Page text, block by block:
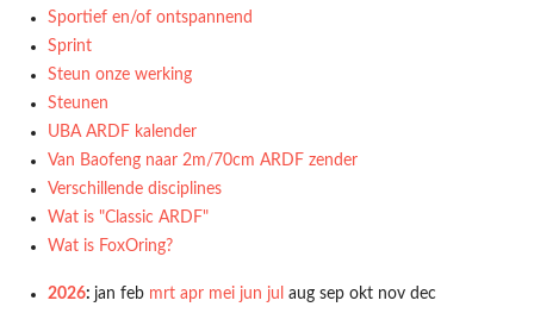
Sportief en/of ontspannend
Sprint
Steun onze werking
Steunen
UBA ARDF kalender
Van Baofeng naar 2m/70cm ARDF zender
Verschillende disciplines
Wat is "Classic ARDF"
Wat is FoxOring?
2026: jan feb mrt apr mei jun jul aug sep okt nov dec